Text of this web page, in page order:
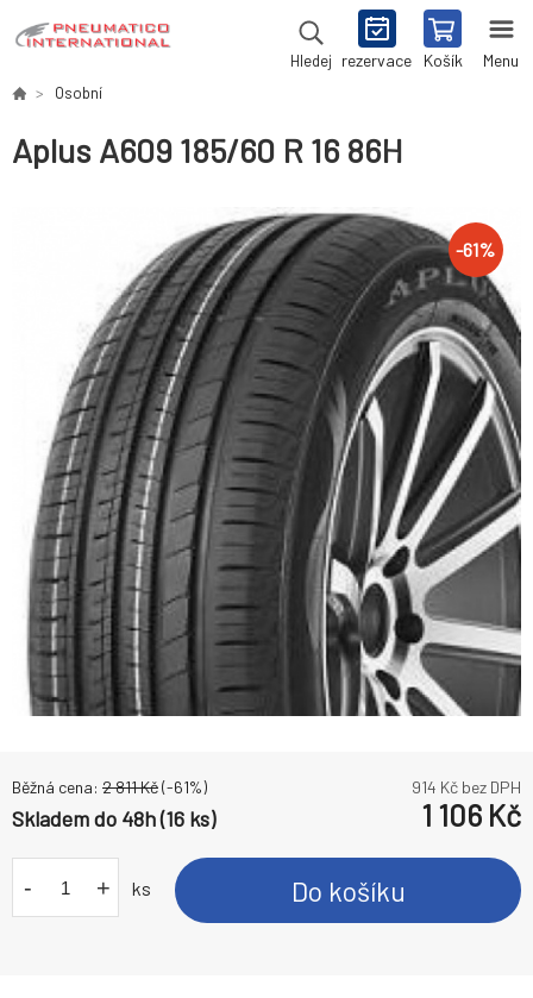
Hledej rezervace Košík Menu
Osobní
Aplus A609 185/60 R 16 86H
-61%
Běžná cena: 2 811Kč(-61%) 914 Kč bez DPH
Skladem do 48h (16 ks) 1 106 Kč
- + ks Do košíku